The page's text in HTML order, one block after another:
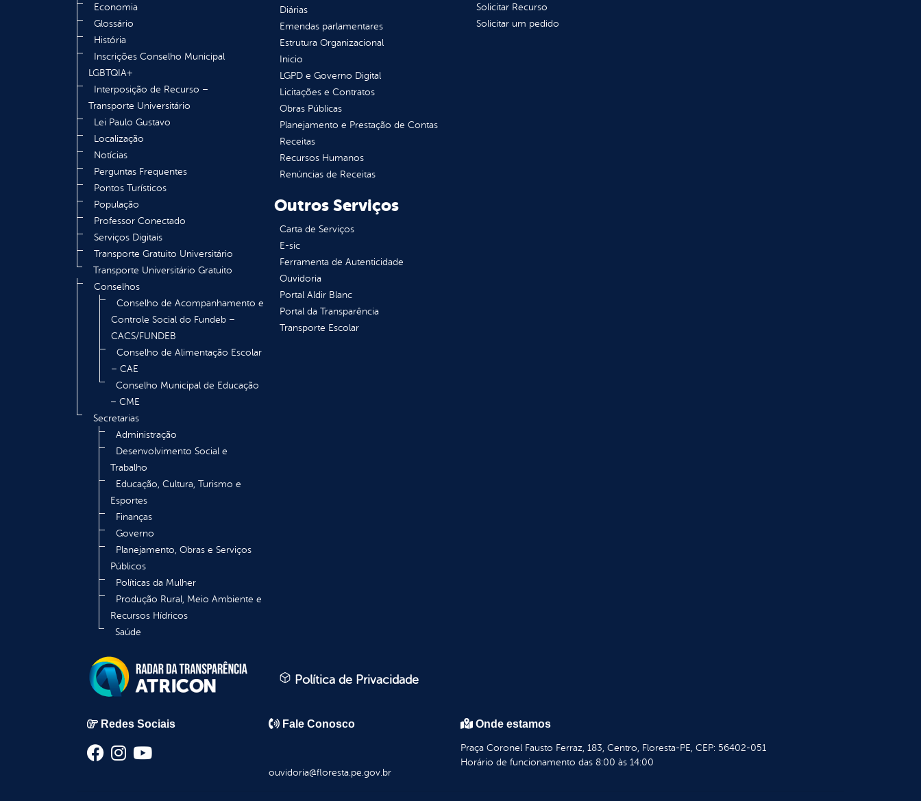
Economia
Glossário
História
Inscrições Conselho Municipal
LGBTQIA+
Interposição de Recurso –
Transporte Universitário
Lei Paulo Gustavo
Localização
Notícias
Perguntas Frequentes
Pontos Turísticos
População
Professor Conectado
Serviços Digitais
Transporte Gratuito Universitário
Transporte Universitário Gratuito
Conselhos
Conselho de Acompanhamento e
Controle Social do Fundeb –
CACS/FUNDEB
Conselho de Alimentação Escolar
– CAE
Conselho Municipal de Educação
– CME
Secretarias
Administração
Desenvolvimento Social e
Trabalho
Educação, Cultura, Turismo e
Esportes
Finanças
Governo
Planejamento, Obras e Serviços
Públicos
Políticas da Mulher
Produção Rural, Meio Ambiente e
Recursos Hídricos
Saúde
Diárias
Emendas parlamentares
Estrutura Organizacional
Inicio
LGPD e Governo Digital
Licitações e Contratos
Obras Públicas
Planejamento e Prestação de Contas
Receitas
Recursos Humanos
Renúncias de Receitas
Solicitar Recurso
Solicitar um pedido
Outros Serviços
Carta de Serviços
E-sic
Ferramenta de Autenticidade
Ouvidoria
Portal Aldir Blanc
Portal da Transparência
Transporte Escolar
Política de Privacidade
Redes Sociais Fale Conosco
ouvidoria@floresta.pe.gov.br
Onde estamos
Praça Coronel Fausto Ferraz, 183, Centro, Floresta-PE, CEP: 56402-051
Horário de funcionamento das 8:00 às 14:00